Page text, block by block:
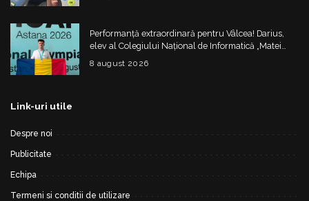
Performanță extraordinară pentru Vâlcea! Darius,
elev al Colegiului Național de Informatică „Matei
Basarab”, a cucerit argintul la Olimpiada
Internațională de Inteligență Artificială
8 august 2026
Link-uri utile
Despre noi
Publicitate
Echipa
Termeni si conditii de utilizare